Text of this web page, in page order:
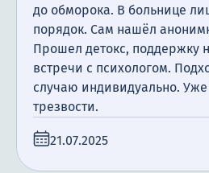
до обморока. В больнице
порядок. Сам нашёл
Прошел детокс, поддержку
встречи с психологом.
случаю индивидуально. Уже
трезвости.
21.07.2025